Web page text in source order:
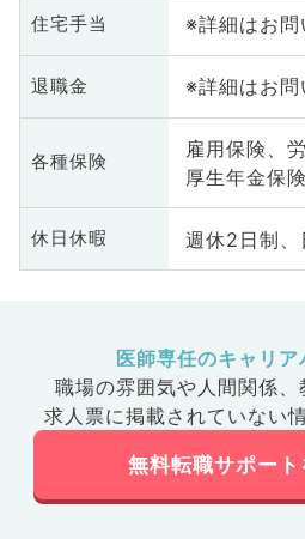
住宅手当 ※詳細はお
退職金 ※詳細はお
各種保険
雇用保険、
厚生年金保険
休日休暇 週休2日制、
医師専任のキャリ
職場の雰囲気や人間関係、
求人票に掲載されていない
無料転職サポート